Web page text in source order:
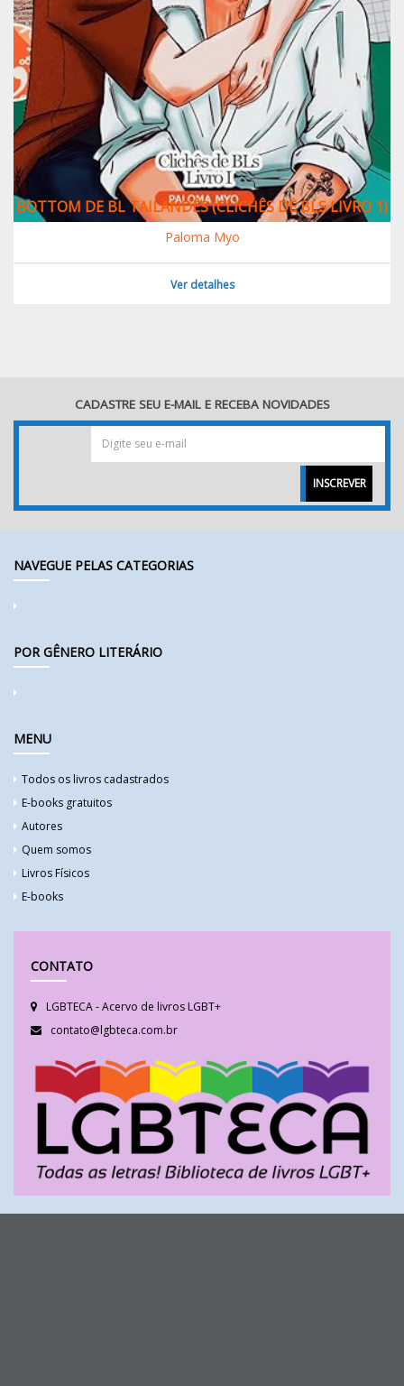
BOTTOM DE BL TAILANDÊS (CLICHÊS DE BLS LIVRO 1)
Paloma Myo
Ver detalhes
CADASTRE SEU E-MAIL E RECEBA NOVIDADES
INSCREVER
NAVEGUE PELAS CATEGORIAS
POR GÊNERO LITERÁRIO
MENU
Todos os livros cadastrados
E-books gratuitos
Autores
Quem somos
Livros Físicos
E-books
CONTATO
LGBTECA - Acervo de livros LGBT+
contato@lgbteca.com.br